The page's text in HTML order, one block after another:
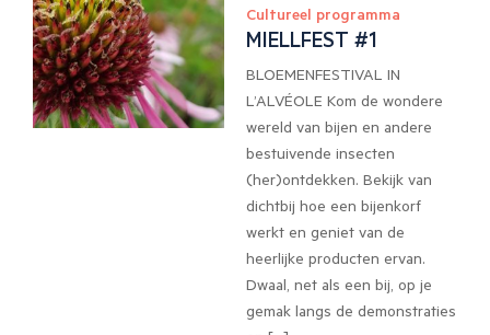
Cultureel programma
MIELLFEST #1
BLOEMENFESTIVAL IN
L’ALVÉOLE Kom de wondere
wereld van bijen en andere
bestuivende insecten
(her)ontdekken. Bekijk van
dichtbij hoe een bijenkorf
werkt en geniet van de
heerlijke producten ervan.
Dwaal, net als een bij, op je
gemak langs de demonstraties